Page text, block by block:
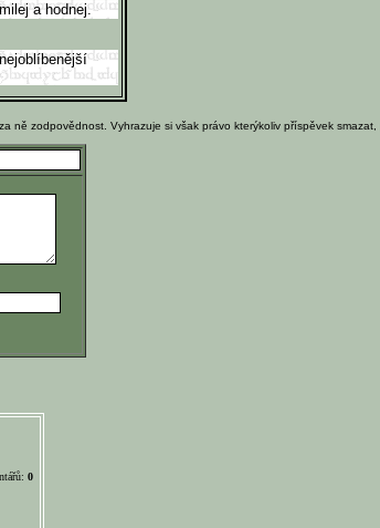
a hodnej.
zodpovědnost. Vyhrazuje si však právo kterýkoliv příspěvek
0